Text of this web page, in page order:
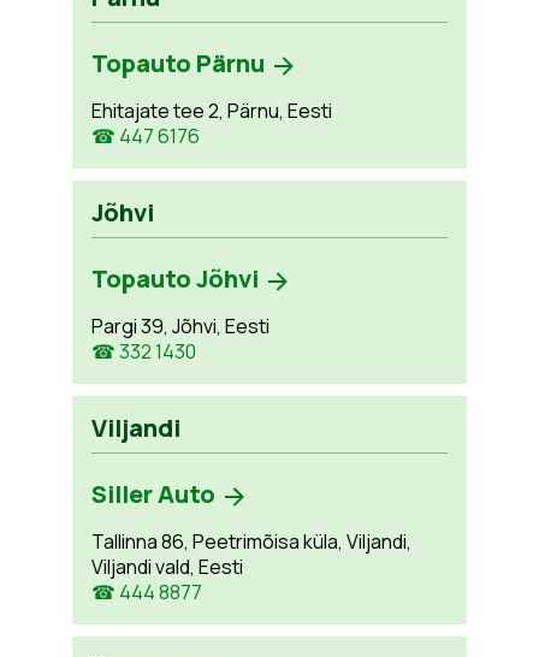
Topauto Pärnu
Ehitajate tee 2, Pärnu, Eesti
☎ 447 6176
Jõhvi
Topauto Jõhvi
Pargi 39, Jõhvi, Eesti
☎ 332 1430
Viljandi
Siller Auto
Tallinna 86, Peetrimõisa küla, Viljandi,
Viljandi vald, Eesti
☎ 444 8877